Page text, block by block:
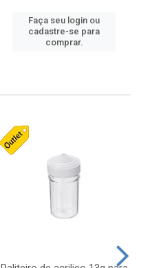
Faça seu login ou
cadastre-se para
comprar.